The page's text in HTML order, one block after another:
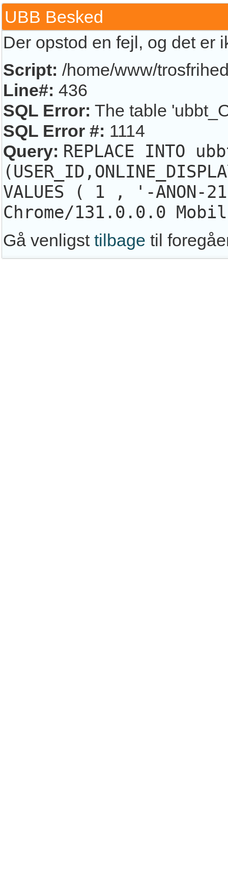
UBB Besked
Der opstod en fejl, og det
Script: /home/www/
Line#: 436
SQL Error: The table
SQL Error #: 1114
Query: REPLACE INTO
VALUES ( 1 , '-
Chrome/131.0.0.0
Gå venligst tilbage til